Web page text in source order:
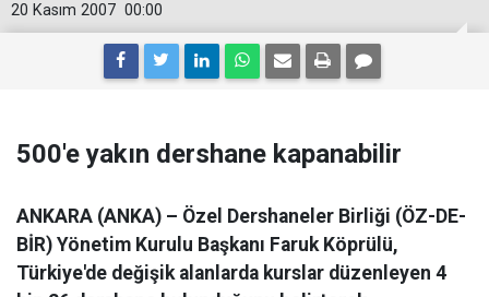
00:00
20 Kasım 2007
500'e yakın dershane kapanabilir
ANKARA (ANKA) – Özel Dershaneler Birliği (ÖZ-DE-
BİR) Yönetim Kurulu Başkanı Faruk Köprülü,
Türkiye'de değişik alanlarda kurslar düzenleyen 4